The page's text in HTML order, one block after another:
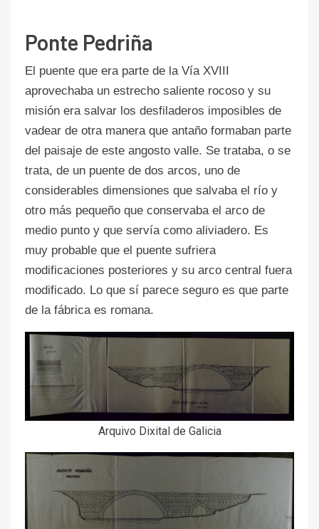
Ponte Pedriña
El puente que era parte de la Vía XVIII
aprovechaba un estrecho saliente rocoso y su
misión era salvar los desfiladeros imposibles de
vadear de otra manera que antaño formaban parte
del paisaje de este angosto valle. Se trataba, o se
trata, de un puente de dos arcos, uno de
considerables dimensiones que salvaba el río y
otro más pequeño que conservaba el arco de
medio punto y que servía como aliviadero. Es
muy probable que el puente sufriera
modificaciones posteriores y su arco central fuera
modificado. Lo que sí parece seguro es que parte
de la fábrica es romana.
Arquivo Dixital de Galicia